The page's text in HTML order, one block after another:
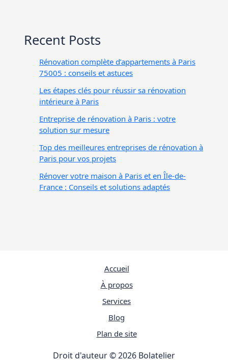
Recent Posts
Rénovation complète d’appartements à Paris
75005 : conseils et astuces
Les étapes clés pour réussir sa rénovation
intérieure à Paris
Entreprise de rénovation à Paris : votre
solution sur mesure
Top des meilleures entreprises de rénovation à
Paris pour vos projets
Rénover votre maison à Paris et en Île-de-
France : Conseils et solutions adaptés
Accueil
À propos
Services
Blog
Plan de site
Droit d'auteur © 2026 Bolatelier